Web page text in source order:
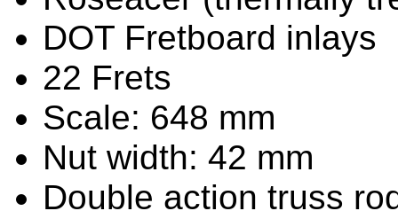
DOT Fretboard inlays
22 Frets
Scale: 648 mm
Nut width: 42 mm
Double action truss